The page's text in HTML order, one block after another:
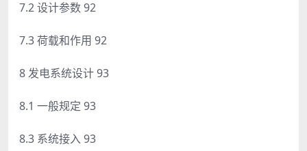
7.2 设计参数 92
7.3 荷载和作用 92
8 发电系统设计 93
8.1 一般规定 93
8.3 系统接入 93